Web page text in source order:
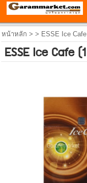
หน้าหลัก > > ESSE Ice
ESSE Ice Cafe